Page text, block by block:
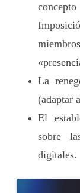
La
(adaptar
El
sobre
digitales.